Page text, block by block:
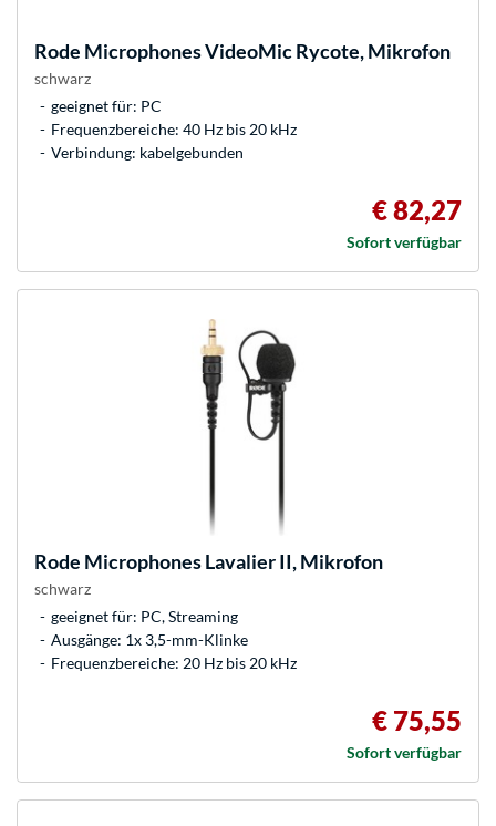
Rode MicrophonesVideoMic Rycote, Mikrofon
schwarz
geeignet für: PC
Frequenzbereiche: 40 Hz bis 20 kHz
Verbindung: kabelgebunden
€ 82,27
Sofort verfügbar
Rode MicrophonesLavalier II, Mikrofon
schwarz
geeignet für: PC, Streaming
Ausgänge: 1x 3,5-mm-Klinke
Frequenzbereiche: 20 Hz bis 20 kHz
€ 75,55
Sofort verfügbar